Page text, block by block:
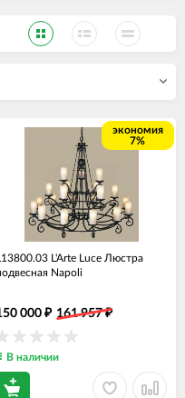
экономия
7%
L'Arte Luce Люстра
Napoli
000 ₽ 161 957₽
В наличии